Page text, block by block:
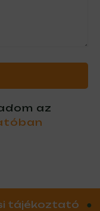
az
tájékoztató
●